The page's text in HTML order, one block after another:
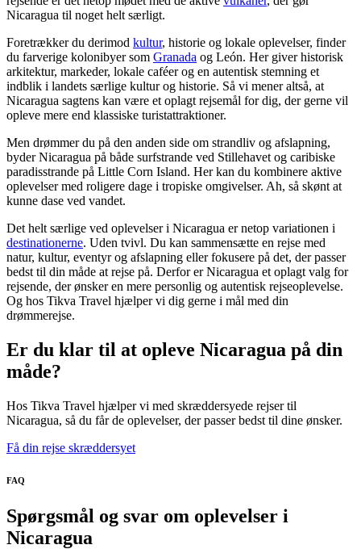
Nicaragua til noget helt særligt.
Foretrækker du derimod kultur, historie og lokale oplevelser, finder
du farverige kolonibyer som Granada og León. Her giver historisk
arkitektur, markeder, lokale caféer og en autentisk stemning et
indblik i landets særlige kultur og historie. Så vi mener altså, at
Nicaragua sagtens kan være et oplagt rejsemål for dig, der gerne vil
opleve mere end klassiske turistattraktioner.
Men drømmer du på den anden side om strandliv og afslapning,
byder Nicaragua på både surfstrande ved Stillehavet og caribiske
paradisstrande på Little Corn Island. Her kan du kombinere aktive
oplevelser med roligere dage i tropiske omgivelser. Ah, så skønt at
kunne dase ved vandet.
Det helt særlige ved oplevelser i Nicaragua er netop variationen i
destinationerne. Uden tvivl. Du kan sammensætte en rejse med
natur, kultur, eventyr og afslapning eller fokusere på det, der passer
bedst til din måde at rejse på. Derfor er Nicaragua et oplagt valg for
rejsende, der ønsker en mere personlig og autentisk rejseoplevelse.
Og hos Tikva Travel hjælper vi dig gerne i mål med din
drømmerejse.
Er du klar til at opleve Nicaragua på din
måde?
Hos Tikva Travel hjælper vi med skræddersyede rejser til
Nicaragua, så du får de oplevelser, der passer bedst til dine ønsker.
Få din rejse skræddersyet
FAQ
Spørgsmål og svar om oplevelser i
Nicaragua